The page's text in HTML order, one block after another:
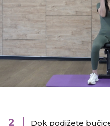
2
Dok podižete